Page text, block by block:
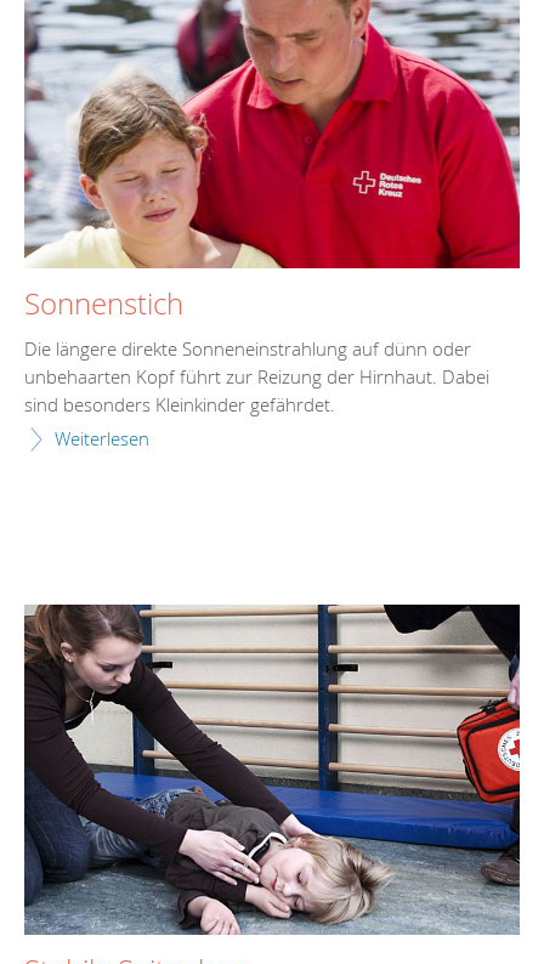
Sonnenstich
Die längere direkte Sonneneinstrahlung auf dünn oder
unbehaarten Kopf führt zur Reizung der Hirnhaut. Dabei
sind besonders Kleinkinder gefährdet.
Weiterlesen